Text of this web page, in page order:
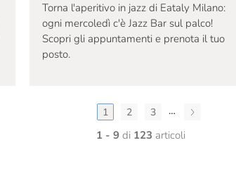
Torna l'aperitivo in jazz di Eataly Milano:
ogni mercoledì c'è Jazz Bar sul palco!
Scopri gli appuntamenti e prenota il tuo
posto.
1 2 3 …
1 - 9di 123 articoli